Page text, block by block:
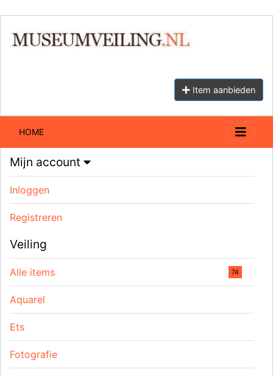
Item aanbieden
HOME
Mijn account
Inloggen
Registreren
Veiling
Alle items 74
Aquarel
Ets
Fotografie